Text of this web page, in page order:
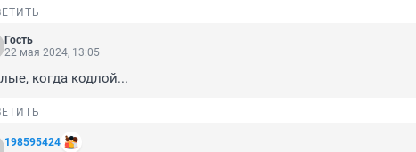
Гость
22 мая 2024, 13:05
когда кодлой...
198595424